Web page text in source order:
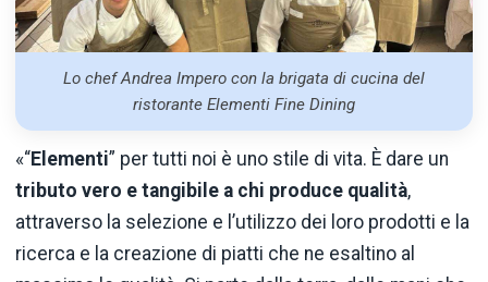
Lo chef Andrea Impero con la brigata di cucina del
ristorante Elementi Fine Dining
«“Elementi” per tutti noi è uno stile di vita. È dare un
tributo vero e tangibile a chi produce qualità,
attraverso la selezione e l’utilizzo dei loro prodotti e la
ricerca e la creazione di piatti che ne esaltino al